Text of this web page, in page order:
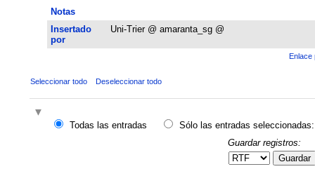
Notas
Insertado
por
Uni-Trier @ amaranta_sg @
Enlace
Seleccionar todo Deseleccionar todo
Todas las entradas
Sólo las entradas seleccionadas:
Guardar registros:
Guardar